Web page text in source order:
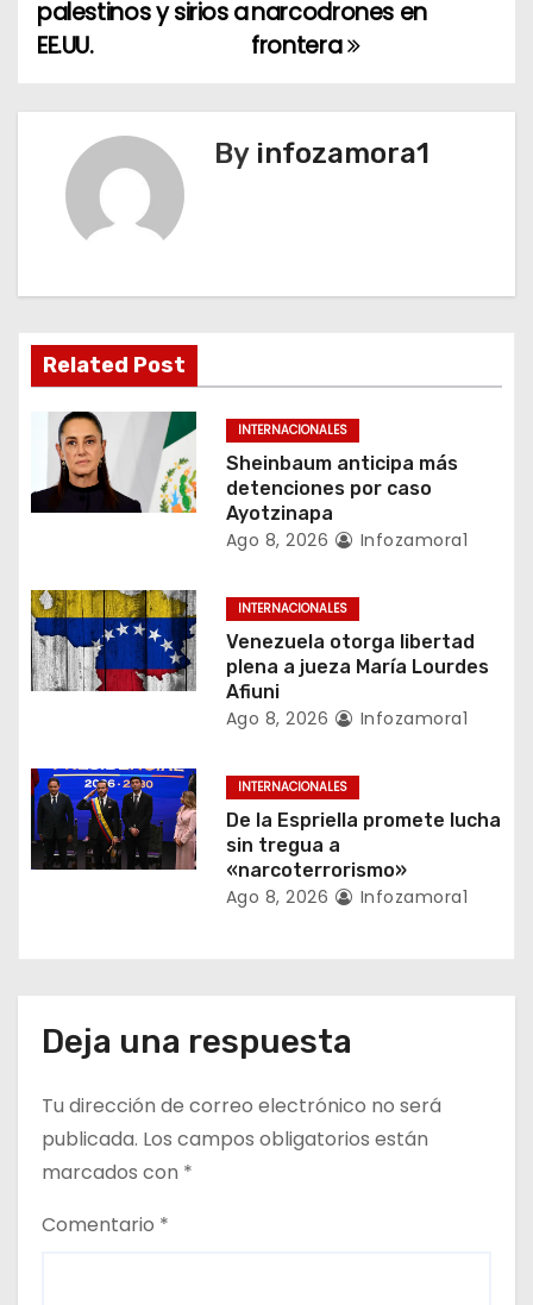
v
e
i
ó
n
d
e
n
t
r
d
a
narcodrones en
frontera
palestinos y sirios a
EE.UU.
By infozamora1
Related Post
INTERNACIONALES
Sheinbaum anticipa más
detenciones por caso
Ayotzinapa
Ago 8, 2026 Infozamora1
INTERNACIONALES
Venezuela otorga libertad
plena a jueza María Lourdes
Afiuni
Ago 8, 2026 Infozamora1
INTERNACIONALES
De la Espriella promete lucha
sin tregua a
«narcoterrorismo»
Ago 8, 2026 Infozamora1
Deja una respuesta
Tu dirección de correo electrónico no será
publicada. Los campos obligatorios están
marcados con *
Comentario *